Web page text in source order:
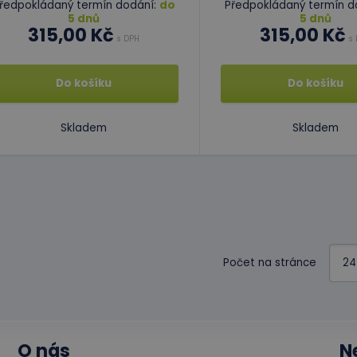
termín dodání: do
5 dnů
315,00 Kč s DPH
Do košíku
Skladem
Předpokládaný termín
5 dnů
315,00 Kč s
Do košíku
Skladem
Počet na stránce
O nás